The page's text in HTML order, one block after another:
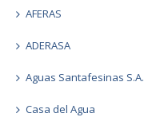
AFERAS
ADERASA
Aguas Santafesinas S.A.
Casa del Agua